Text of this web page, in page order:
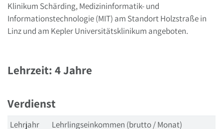
Klinikum Schärding, Medizininformatik- und
Informationstechnologie (MIT) am Standort Holzstraße in
Linz und am Kepler Universitätsklinikum angeboten.
Lehrzeit: 4 Jahre
Verdienst
Lehrjahr Lehrlingseinkommen (brutto / Monat)